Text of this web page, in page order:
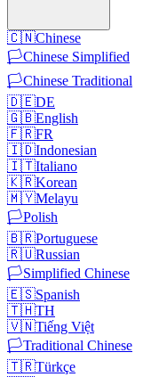
🇨🇳Chinese
🏳️Chinese Simplified
🏳️Chinese Traditional
🇩🇪DE
🇬🇧English
🇫🇷FR
🇮🇩Indonesian
🇮🇹Italiano
🇰🇷Korean
🇲🇾Melayu
🏳️Polish
🇧🇷Portuguese
🇷🇺Russian
🏳️Simplified Chinese
🇪🇸Spanish
🇹🇭TH
🇻🇳Tiếng Việt
🏳️Traditional Chinese
🇹🇷Türkçe